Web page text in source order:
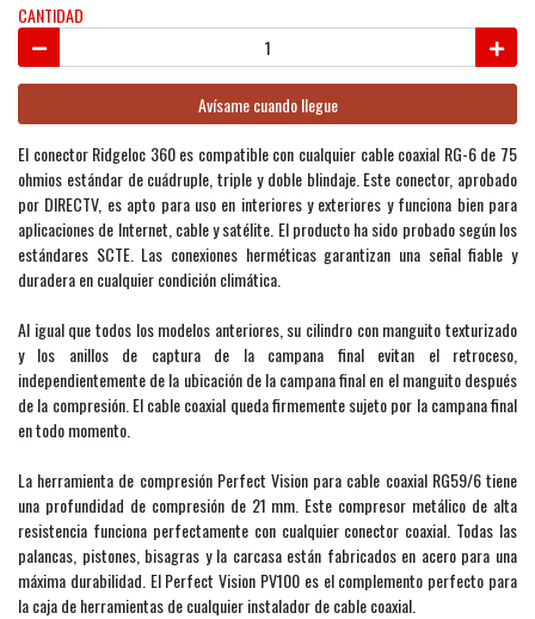
CANTIDAD
Avísame cuando llegue
El conector Ridgeloc 360 es compatible con cualquier cable coaxial RG-6 de 75
ohmios estándar de cuádruple, triple y doble blindaje. Este conector, aprobado
por DIRECTV, es apto para uso en interiores y exteriores y funciona bien para
aplicaciones de Internet, cable y satélite. El producto ha sido probado según los
estándares SCTE. Las conexiones herméticas garantizan una señal fiable y
duradera en cualquier condición climática.
Al igual que todos los modelos anteriores, su cilindro con manguito texturizado
y los anillos de captura de la campana final evitan el retroceso,
independientemente de la ubicación de la campana final en el manguito después
de la compresión. El cable coaxial queda firmemente sujeto por la campana final
en todo momento.
La herramienta de compresión Perfect Vision para cable coaxial RG59/6 tiene
una profundidad de compresión de 21 mm. Este compresor metálico de alta
resistencia funciona perfectamente con cualquier conector coaxial. Todas las
palancas, pistones, bisagras y la carcasa están fabricados en acero para una
máxima durabilidad. El Perfect Vision PV100 es el complemento perfecto para
la caja de herramientas de cualquier instalador de cable coaxial.